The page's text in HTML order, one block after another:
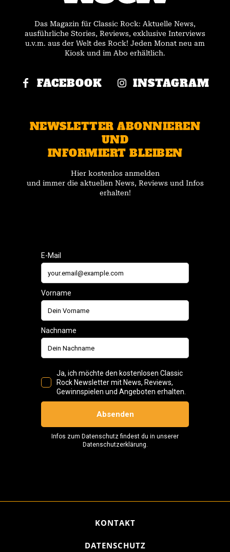
Das Magazin für Classic Rock: Aktuelle News,
ausführliche Stories, Reviews, exklusive Interviews
u.v.m. aus der Welt des Rock! Jeden Monat neu am
Kiosk und im Abo erhältlich.
FACEBOOK INSTAGRAM
NEWSLETTER ABONNIEREN
UND
INFORMIERT BLEIBEN
Hier kostenlos anmelden
und immer die aktuellen News, Reviews und Infos
erhalten!
KONTAKT
DATENSCHUTZ